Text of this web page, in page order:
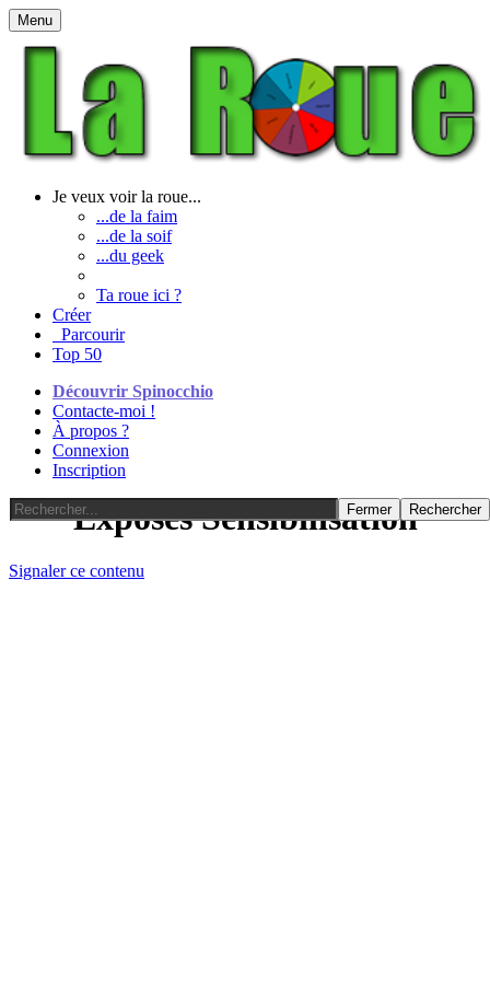
Menu
Je veux voir la roue...
...de la faim
...de la soif
...du geek
Ta roue ici ?
Créer
Parcourir
Top 50
Découvrir Spinocchio
Contacte-moi !
À propos ?
Connexion
Inscription
Fermer Rechercher
Exposés Sensibilisation
Signaler ce contenu